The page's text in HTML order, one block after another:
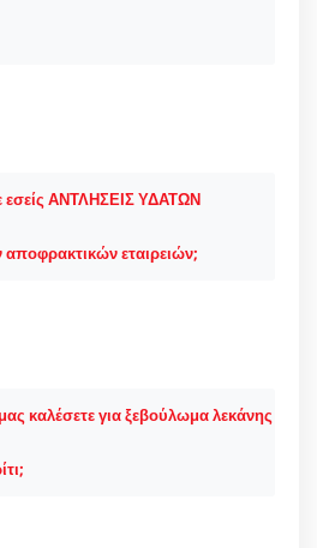
εσείς ΑΝΤΛΗΣΕΙΣ ΥΔΑΤΩΝ
εταιρειών;
καλέσετε για ξεβούλωμα λεκάνης